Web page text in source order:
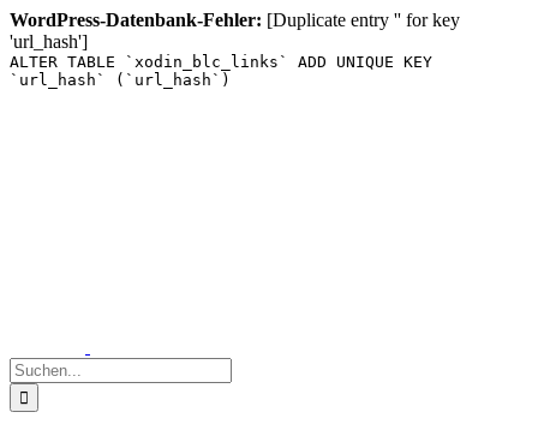
WordPress-Datenbank-Fehler: [Duplicate entry '' for key
'url_hash']
ALTER TABLE `xodin_blc_links` ADD UNIQUE KEY
`url_hash` (`url_hash`)
Suche
nach: